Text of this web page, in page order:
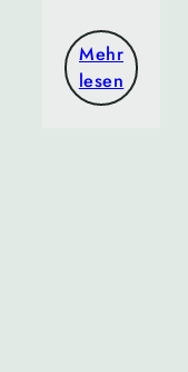
Mehr
lesen